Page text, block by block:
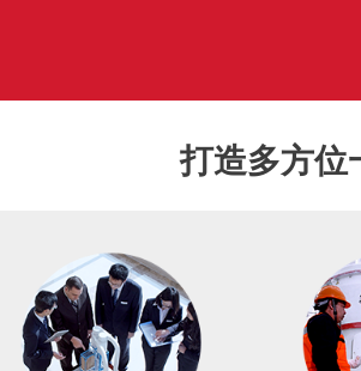
打造多方位